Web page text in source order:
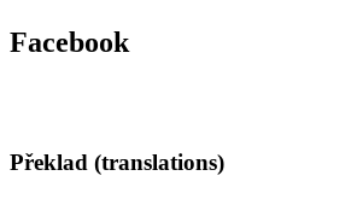
Facebook
Překlad (translations)